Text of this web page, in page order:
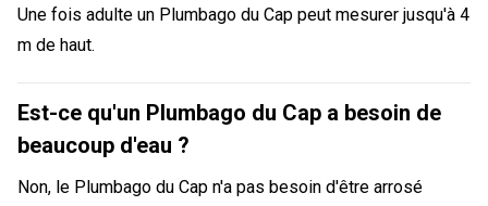
Une fois adulte un Plumbago du Cap peut mesurer jusqu'à 4
m de haut.
Est-ce qu'un Plumbago du Cap a besoin de
beaucoup d'eau ?
Non, le Plumbago du Cap n'a pas besoin d'être arrosé